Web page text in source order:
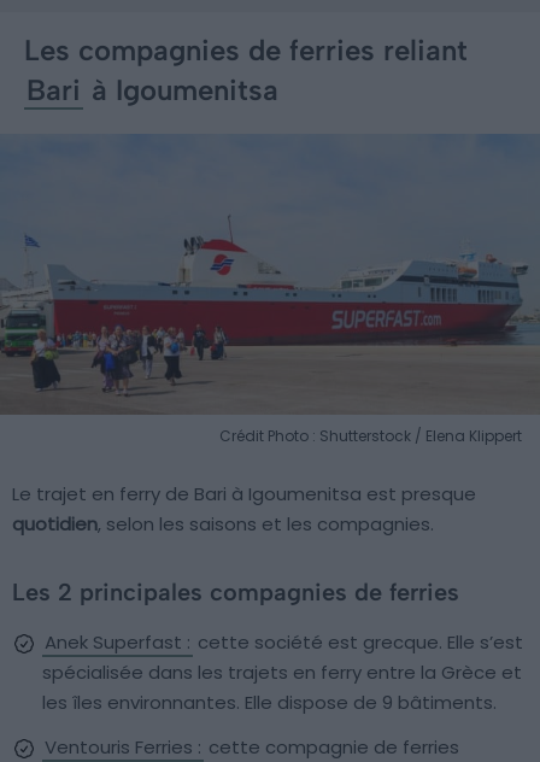
Les compagnies de ferries reliant
Bari à Igoumenitsa
Crédit Photo : Shutterstock / Elena Klippert
Le trajet en ferry de Bari à Igoumenitsa est presque
quotidien, selon les saisons et les compagnies.
Les 2 principales compagnies de ferries
Anek Superfast : cette société est grecque. Elle s’est
spécialisée dans les trajets en ferry entre la Grèce et
les îles environnantes. Elle dispose de 9 bâtiments.
Ventouris Ferries : cette compagnie de ferries